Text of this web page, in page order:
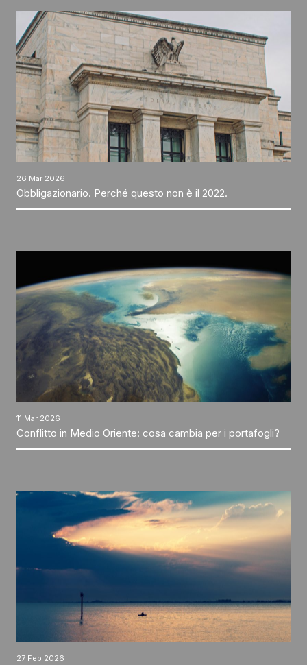
26 Mar 2026
Obbligazionario. Perché questo non è il 2022.
11 Mar 2026
Conflitto in Medio Oriente: cosa cambia per i portafogli?
27 Feb 2026